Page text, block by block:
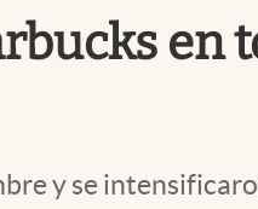
en
y se